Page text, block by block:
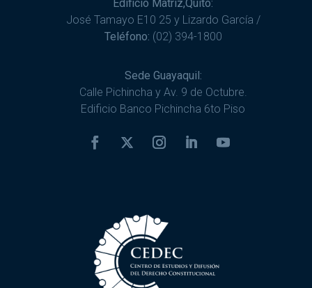
Edificio Matriz,Quito:
José Tamayo E10 25 y Lizardo García /
Teléfono: (02) 394-1800
Sede Guayaquil:
Calle Pichincha y Av. 9 de Octubre.
Edificio Banco Pichincha 6to Piso